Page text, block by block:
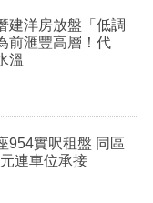
建洋房放盤「低調
前滙豐高層！代
溫
954實呎租盤 同區
連車位承接